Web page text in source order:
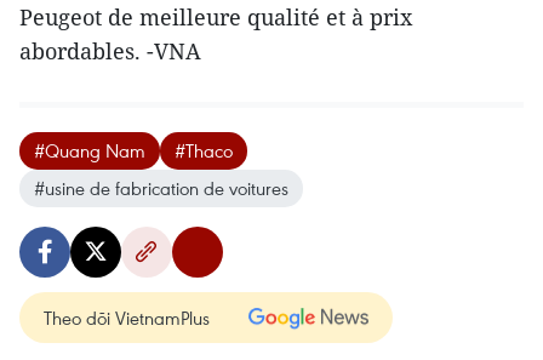
Peugeot de meilleure qualité et à prix
abordables. -VNA
#Quang Nam
#Thaco
#usine de fabrication de voitures
Theo dõi VietnamPlus